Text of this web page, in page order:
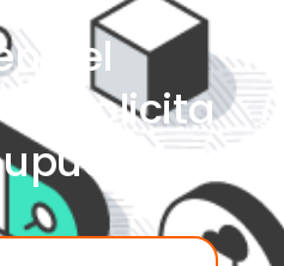
el
y solicita